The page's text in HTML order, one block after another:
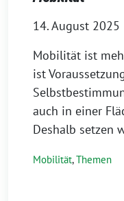
14. August 2025
Mobilität ist
ist
auch in einer
Deshalb setzen
Mobilität,Themen